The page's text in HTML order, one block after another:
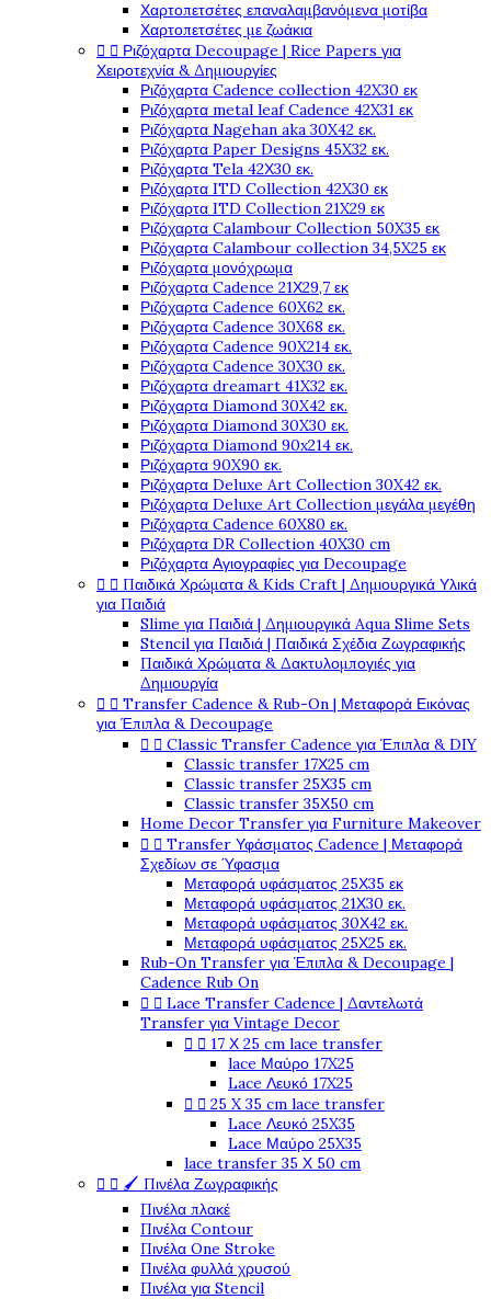
Χαρτοπετσέτες επαναλαμβανόμενα μοτίβα
Χαρτοπετσέτες με ζωάκια
  Ριζόχαρτα Decoupage | Rice Papers για
Χειροτεχνία & Δημιουργίες
Ριζόχαρτα Cadence collection 42X30 εκ
Ριζόχαρτα metal leaf Cadence 42X31 εκ
Ριζόχαρτα Nagehan aka 30X42 εκ.
Ριζόχαρτα Paper Designs 45X32 εκ.
Ριζόχαρτα Tela 42Χ30 εκ.
Ριζόχαρτα ITD Collection 42X30 εκ
Ριζόχαρτα ITD Collection 21X29 εκ
Ριζόχαρτα Calambour Collection 50X35 εκ
Ριζόχαρτα Calambour collection 34,5X25 εκ
Ριζόχαρτα μονόχρωμα
Ριζόχαρτα Cadence 21Χ29,7 εκ
Ριζόχαρτα Cadence 60X62 εκ.
Ριζόχαρτα Cadence 30X68 εκ.
Ριζόχαρτα Cadence 90X214 εκ.
Ριζόχαρτα Cadence 30X30 εκ.
Ριζόχαρτα dreamart 41X32 εκ.
Ριζόχαρτα Diamond 30X42 εκ.
Ριζόχαρτα Diamond 30X30 εκ.
Ριζόχαρτα Diamond 90x214 εκ.
Ριζόχαρτα 90X90 εκ.
Ριζόχαρτα Deluxe Art Collection 30X42 εκ.
Ριζόχαρτα Deluxe Art Collection μεγάλα μεγέθη
Ριζόχαρτα Cadence 60X80 εκ.
Ριζόχαρτα DR Collection 40X30 cm
Ριζόχαρτα Αγιογραφίες για Decoupage
  Παιδικά Χρώματα & Kids Craft | Δημιουργικά Υλικά
για Παιδιά
Slime για Παιδιά | Δημιουργικά Aqua Slime Sets
Stencil για Παιδιά | Παιδικά Σχέδια Ζωγραφικής
Παιδικά Χρώματα & Δακτυλομπογιές για
Δημιουργία
  Transfer Cadence & Rub-On | Μεταφορά Εικόνας
για Έπιπλα & Decoupage
  Classic Transfer Cadence για Έπιπλα & DIY
Classic transfer 17Χ25 cm
Classic transfer 25Χ35 cm
Classic transfer 35Χ50 cm
Home Decor Transfer για Furniture Makeover
  Transfer Υφάσματος Cadence | Μεταφορά
Σχεδίων σε Ύφασμα
Μεταφορά υφάσματος 25Χ35 εκ
Μεταφορά υφάσματος 21Χ30 εκ.
Μεταφορά υφάσματος 30Χ42 εκ.
Μεταφορά υφάσματος 25Χ25 εκ.
Rub-On Transfer για Έπιπλα & Decoupage |
Cadence Rub On
  Lace Transfer Cadence | Δαντελωτά
Transfer για Vintage Decor
  17 Χ 25 cm lace transfer
lace Μαύρο 17X25
Lace Λευκό 17X25
  25 X 35 cm lace transfer
Lace Λευκό 25X35
Lace Μαύρο 25X35
lace transfer 35 Χ 50 cm
  🖌️ Πινέλα Ζωγραφικής
Πινέλα πλακέ
Πινέλα Contour
Πινέλα One Stroke
Πινέλα φυλλά χρυσού
Πινέλα για Stencil